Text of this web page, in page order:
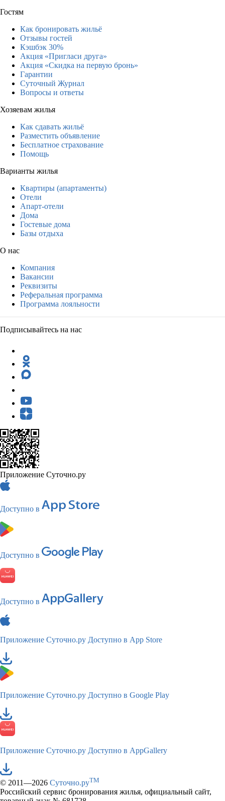
Гостям
Как бронировать жильё
Отзывы гостей
Кэшбэк 30%
Акция «Пригласи друга»
Акция «Скидка на первую бронь»
Гарантии
Суточный Журнал
Вопросы и ответы
Хозяевам жилья
Как сдавать жильё
Разместить объявление
Бесплатное страхование
Помощь
Варианты жилья
Квартиры (апартаменты)
Отели
Апарт-отели
Дома
Гостевые дома
Базы отдыха
О нас
Компания
Вакансии
Реквизиты
Реферальная программа
Программа лояльности
Подписывайтесь на нас
Приложение Суточно.ру
Доступно в
Доступно в
Доступно в
Приложение Суточно.ру Доступно в App Store
Приложение Суточно.ру Доступно в Google Play
Приложение Суточно.ру Доступно в AppGallery
© 2011—2026 Суточно.руTM
Российский сервис бронирования жилья, официальный сайт,